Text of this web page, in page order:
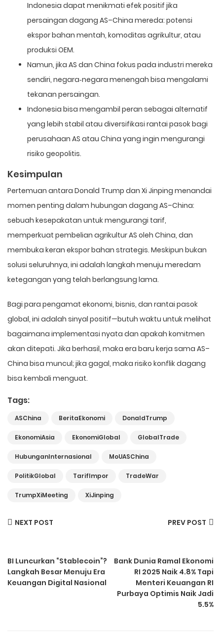
Indonesia dapat menikmati efek positif jika
persaingan dagang AS–China mereda: potensi
ekspor bahan mentah, komoditas agrikultur, atau
produksi OEM.
Namun, jika AS dan China fokus pada industri mereka
sendiri, negara‐negara menengah bisa mengalami
tekanan persaingan.
Indonesia bisa mengambil peran sebagai alternatif
yang lebih stabil atau diversifikasi rantai pasok bagi
perusahaan AS atau China yang ingin mengurangi
risiko geopolitis.
Kesimpulan
Pertemuan antara Donald Trump dan Xi Jinping menandai
momen penting dalam hubungan dagang AS–China:
sebuah kesepakatan untuk mengurangi tarif,
memperkuat pembelian agrikultur AS oleh China, dan
membuka keran ekspor bahan strategis. Meskipun bukan
solusi seluruhnya, ini adalah langkah menuju meredam
ketegangan yang telah berlangsung lama.
Bagi para pengamat ekonomi, bisnis, dan rantai pasok
global, ini adalah sinyal positif—butuh waktu untuk melihat
bagaimana implementasi nyata dan apakah komitmen
akan ditepati. Jika berhasil, maka era baru kerja sama AS–
China bisa muncul; jika gagal, maka risiko konflik dagang
bisa kembali menguat.
Tags:
ASChina BeritaEkonomi DonaldTrump
EkonomiAsia EkonomiGlobal GlobalTrade
HubunganInternasional MoUASChina
PolitikGlobal TarifImpor TradeWar
TrumpXiMeeting XiJinping
NEXT POST
BI Luncurkan “Stablecoin”?
Langkah Besar Menuju Era
Keuangan Digital Nasional
PREV POST
Bank Dunia Ramal Ekonomi
RI 2025 Naik 4.8% Tapi
Menteri Keuangan RI
Purbaya Optimis Naik Jadi
5.5%